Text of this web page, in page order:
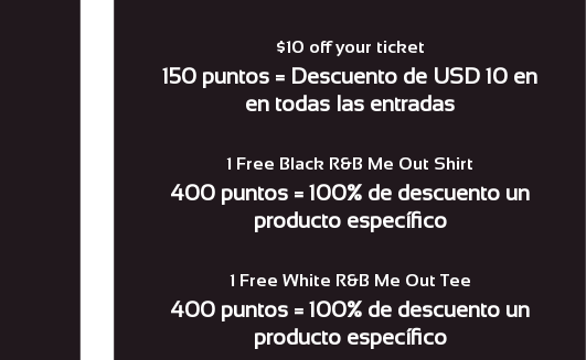
$10 off your ticket
150 puntos = Descuento de USD 10 en
en todas las entradas
1 Free Black R&B Me Out Shirt
400 puntos = 100% de descuento un
producto específico
1 Free White R&B Me Out Tee
400 puntos = 100% de descuento un
producto específico